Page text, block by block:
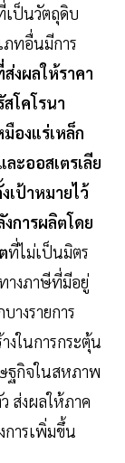
เป็นวัตถุดิบ
ทอื่นมีการ
งผลให้ราคา
โคโรนา
องแร่เหล็ก
ะออสเตรเลีย
เป้าหมายไว้
การผลิตโดย
ที่ไม่เป็นมิตร
างภาษีที่มีอยู่
างรายการ
งในการกระตุ้น
ฐกิจในสหภาพ
ส่งผลให้ภาค
การเพิ่มขึ้น